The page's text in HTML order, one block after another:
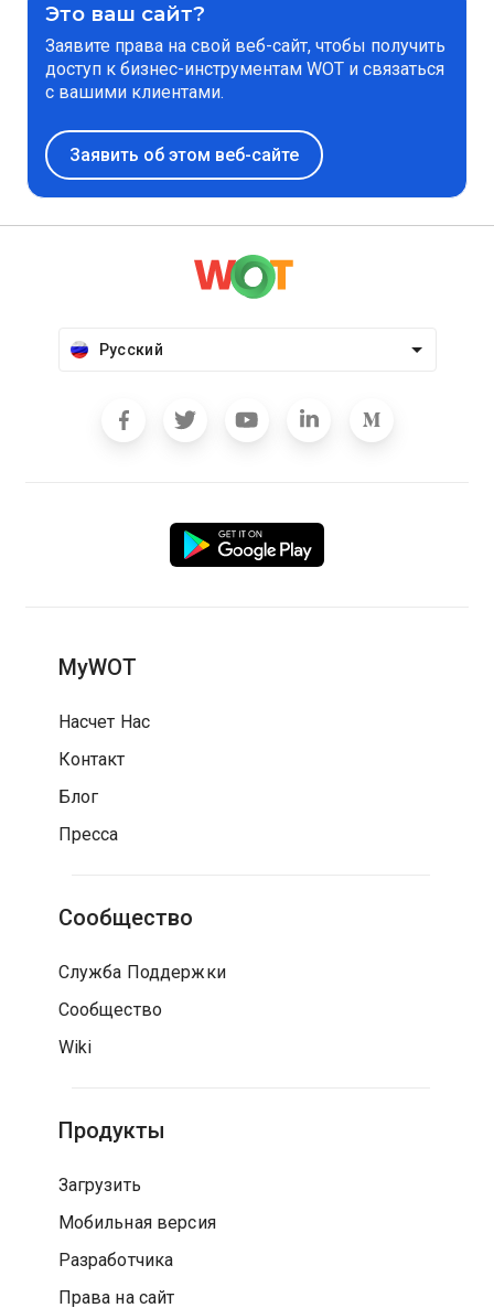
Это ваш сайт?
Заявите права на свой веб-сайт, чтобы получить
доступ к бизнес-инструментам WOT и связаться
с вашими клиентами.
Заявить об этом веб-сайте
Русский
MyWOT
Насчет Нас
Контакт
Блог
Пресса
Сообщество
Служба Поддержки
Сообщество
Wiki
Продукты
Загрузить
Мобильная версия
Разработчика
Права на сайт